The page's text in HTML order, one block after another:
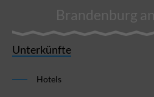
Brandenburg
Unterkünfte
Hotels